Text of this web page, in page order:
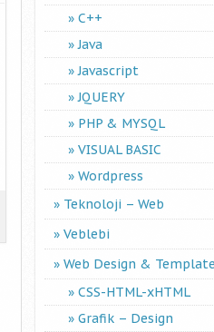
C++
Java
Javascript
JQUERY
PHP & MYSQL
VISUAL BASIC
Wordpress
Teknoloji – Web
Veblebi
Web Design &
CSS-HTML-xHTML
Grafik – Design